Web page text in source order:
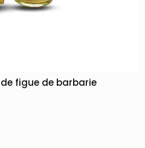
figue de barbarie